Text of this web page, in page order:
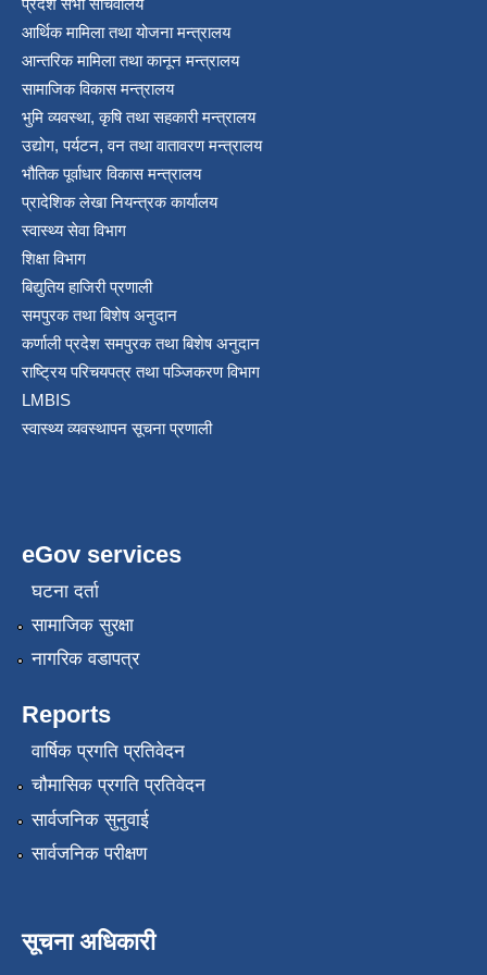
प्रदेश सभा सचिवालय
आर्थिक मामिला तथा योजना मन्त्रालय
आन्तरिक मामिला तथा कानून मन्त्रालय
सामाजिक विकास मन्त्रालय
भुमि व्यवस्था, कृषि तथा सहकारी मन्त्रालय
उद्योग, पर्यटन, वन तथा वातावरण मन्त्रालय
भौतिक पूर्वाधार विकास मन्त्रालय
प्रादेशिक लेखा नियन्त्रक कार्यालय
स्वास्थ्य सेवा विभाग
शिक्षा विभाग
बिद्युतिय हाजिरी प्रणाली
समपुरक तथा बिशेष अनुदान
कर्णाली प्रदेश समपुरक तथा बिशेष अनुदान
राष्ट्रिय परिचयपत्र तथा पञ्जिकरण विभाग
LMBIS
स्वास्थ्य व्यवस्थापन सूचना प्रणाली
eGov services
घटना दर्ता
सामाजिक सुरक्षा
नागरिक वडापत्र
Reports
वार्षिक प्रगति प्रतिवेदन
चौमासिक प्रगति प्रतिवेदन
सार्वजनिक सुनुवाई
सार्वजनिक परीक्षण
सूचना अधिकारी